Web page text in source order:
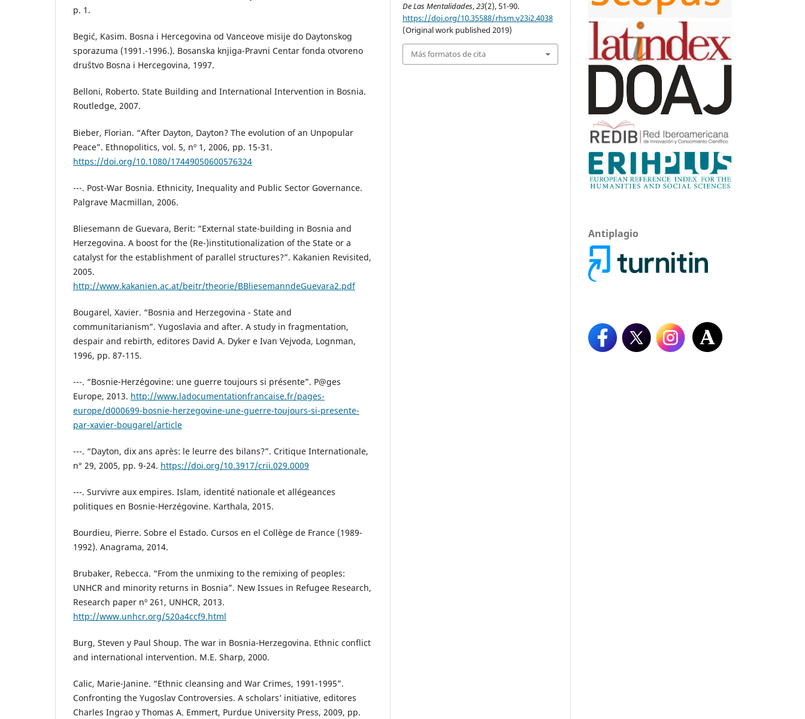
p. 1.
Begić, Kasim. Bosna i Hercegovina od Vanceove misije do Daytonskog
sporazuma (1991.-1996.). Bosanska knjiga-Pravni Centar fonda otvoreno
društvo Bosna i Hercegovina, 1997.
Belloni, Roberto. State Building and International Intervention in Bosnia.
Routledge, 2007.
Bieber, Florian. “After Dayton, Dayton? The evolution of an Unpopular
Peace”. Ethnopolitics, vol. 5, nº 1, 2006, pp. 15-31.
https://doi.org/10.1080/17449050600576324
---. Post-War Bosnia. Ethnicity, Inequality and Public Sector Governance.
Palgrave Macmillan, 2006.
Bliesemann de Guevara, Berit: “External state-building in Bosnia and
Herzegovina. A boost for the (Re-)institutionalization of the State or a
catalyst for the establishment of parallel structures?”. Kakanien Revisited,
2005.
http://www.kakanien.ac.at/beitr/theorie/BBliesemanndeGuevara2.pdf
Bougarel, Xavier. “Bosnia and Herzegovina - State and
communitarianism”. Yugoslavia and after. A study in fragmentation,
despair and rebirth, editores David A. Dyker e Ivan Vejvoda, Lognman,
1996, pp. 87-115.
---. “Bosnie-Herzégovine: une guerre toujours si présente”. P@ges
Europe, 2013. http://www.ladocumentationfrancaise.fr/pages-
europe/d000699-bosnie-herzegovine-une-guerre-toujours-si-presente-
par-xavier-bougarel/article
---. “Dayton, dix ans après: le leurre des bilans?”. Critique Internationale,
n° 29, 2005, pp. 9-24. https://doi.org/10.3917/crii.029.0009
---. Survivre aux empires. Islam, identité nationale et allégeances
politiques en Bosnie-Herzégovine. Karthala, 2015.
Bourdieu, Pierre. Sobre el Estado. Cursos en el Collège de France (1989-
1992). Anagrama, 2014.
Brubaker, Rebecca. “From the unmixing to the remixing of peoples:
UNHCR and minority returns in Bosnia”. New Issues in Refugee Research,
Research paper nº 261, UNHCR, 2013.
http://www.unhcr.org/520a4ccf9.html
Burg, Steven y Paul Shoup. The war in Bosnia-Herzegovina. Ethnic conflict
and international intervention. M.E. Sharp, 2000.
Calic, Marie-Janine. “Ethnic cleansing and War Crimes, 1991-1995”.
Confronting the Yugoslav Controversies. A scholars’ initiative, editores
Charles Ingrao y Thomas A. Emmert, Purdue University Press, 2009, pp.
De Las Mentalidades,23(2), 51-90.
https://doi.org/10.35588/rhsm.v23i2.4038
(Original work published 2019)
Más formatos de cita
Antiplagio